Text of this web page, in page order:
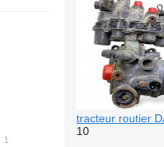
tracteur routier
10